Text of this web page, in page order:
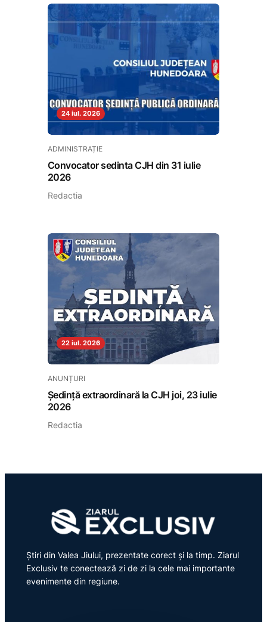
24 iul. 2026
ADMINISTRAȚIE
Convocator sedinta CJH din 31 iulie
2026
Redactia
22 iul. 2026
ANUNȚURI
Ședință extraordinară la CJH joi, 23 iulie
2026
Redactia
Știri din Valea Jiului, prezentate corect și la timp. Ziarul
Exclusiv te conectează zi de zi la cele mai importante
evenimente din regiune.